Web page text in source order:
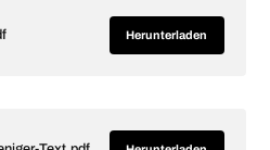
Herunterladen